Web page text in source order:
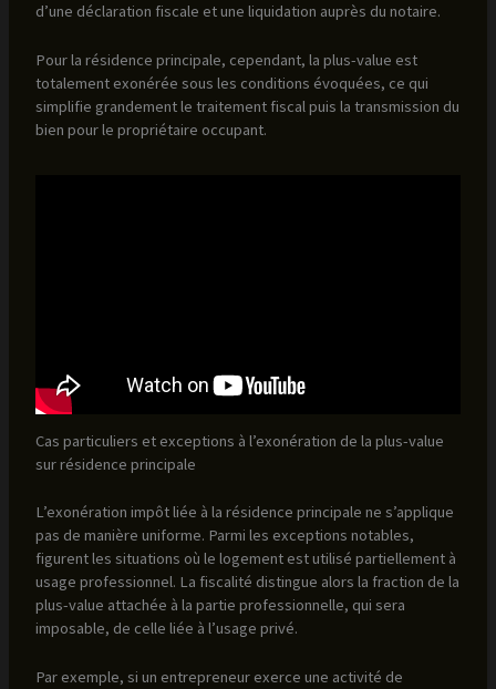
d’une déclaration fiscale et une liquidation auprès du notaire.
Pour la résidence principale, cependant, la plus-value est
totalement exonérée sous les conditions évoquées, ce qui
simplifie grandement le traitement fiscal puis la transmission du
bien pour le propriétaire occupant.
Cas particuliers et exceptions à l’exonération de la plus-value
sur résidence principale
L’exonération impôt liée à la résidence principale ne s’applique
pas de manière uniforme. Parmi les exceptions notables,
figurent les situations où le logement est utilisé partiellement à
usage professionnel. La fiscalité distingue alors la fraction de la
plus-value attachée à la partie professionnelle, qui sera
imposable, de celle liée à l’usage privé.
Par exemple, si un entrepreneur exerce une activité de